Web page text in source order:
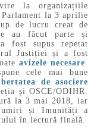
la organizațiile
la 3 aprilie
de lucru creat de
au făcut parte și
fost supus repetat
Justiției și a fost
avizele necesare
cele mai bune
de asociere
și OSCE/ODIHR.
la 3 mai 2018, iar
și Imunități a
în lectură finală.